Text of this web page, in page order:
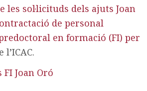
les sol·licituds dels ajuts Joan
de personal
en formació (FI) per
l’ICAC.
Joan Oró